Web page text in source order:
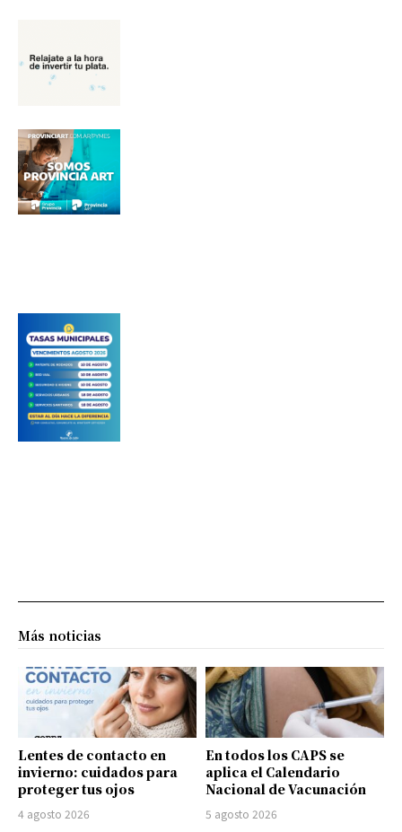
Más noticias
Lentes de contacto en
invierno: cuidados para
proteger tus ojos
4 agosto 2026
En todos los CAPS se
aplica el Calendario
Nacional de Vacunación
5 agosto 2026